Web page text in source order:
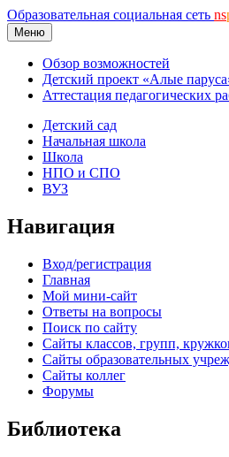
Образовательная социальная сеть ns
Меню
Обзор возможностей
Детский проект «Алые
Аттестация педагогических
Детский сад
Начальная школа
Школа
НПО и СПО
ВУЗ
Навигация
Вход/регистрация
Главная
Мой мини-сайт
Ответы на вопросы
Поиск по сайту
Сайты классов, групп,
Сайты образовательных
Сайты коллег
Форумы
Библиотека